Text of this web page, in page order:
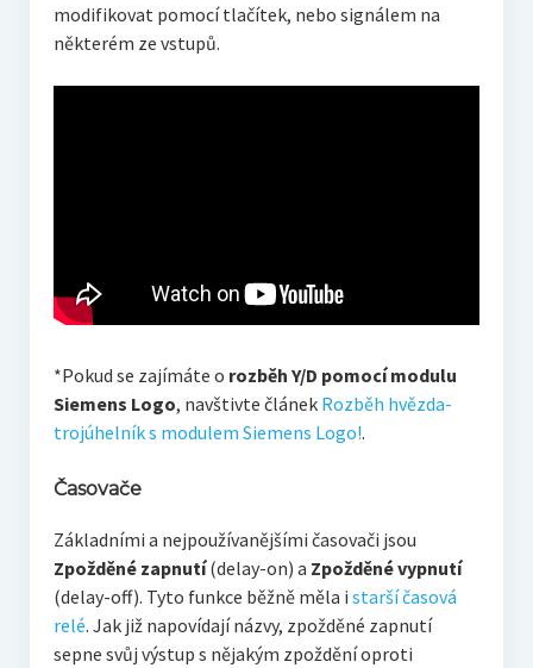
modifikovat pomocí tlačítek, nebo signálem na
některém ze vstupů.
*Pokud se zajímáte o rozběh Y/D pomocí modulu
Siemens Logo, navštivte článek Rozběh hvězda-
trojúhelník s modulem Siemens Logo!.
Časovače
Základními a nejpoužívanějšími časovači jsou
Zpožděné zapnutí(delay-on) a Zpožděné vypnutí
(delay-off). Tyto funkce běžně měla i starší časová
relé. Jak již napovídají názvy, zpožděné zapnutí
sepne svůj výstup s nějakým zpoždění oproti